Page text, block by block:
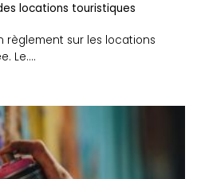
locations touristiques
règlement sur les locations
Le....